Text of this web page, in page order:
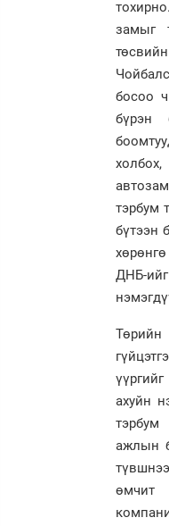
замыг
босоо
бүрэн
тэрбум
бүтээн
ДНБ-
ахуйн
ажлын